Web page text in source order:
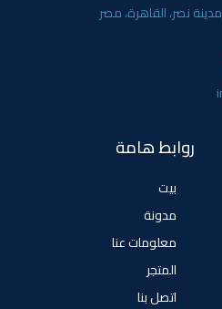
روابط هامة
بيت
مدونة
معلومات عنا
المتجر
اتصل بنا